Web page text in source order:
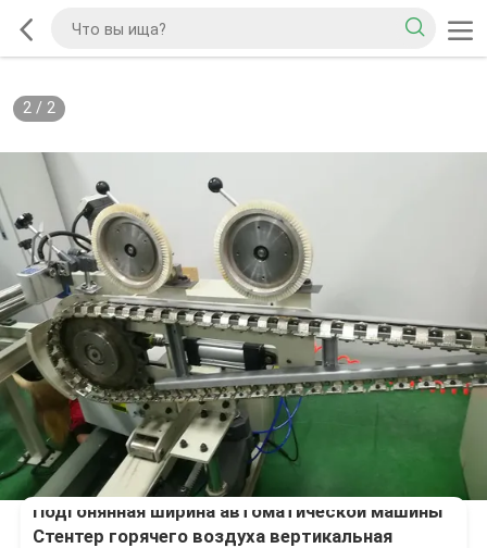
2/ 2
Подгонянная ширина автоматической машины
Стентер горячего воздуха вертикальная